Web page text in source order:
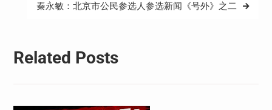
秦永敏：北京市公民参选人参选新闻《号外》之二
Related Posts